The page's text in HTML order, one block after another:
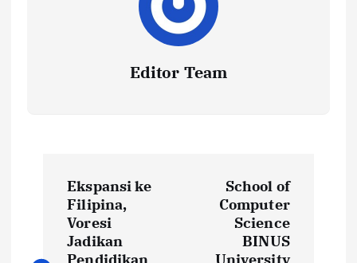
Editor Team
s
Ekspansi ke
Filipina,
Voresi
Jadikan
School of
Computer
Science
BINUS